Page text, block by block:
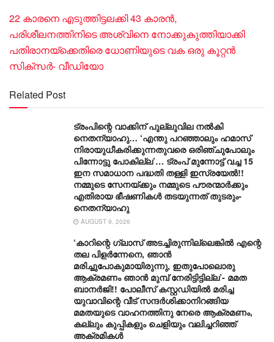
22 കാരനെ എടുത്തിട്ടലക്കി 43 കാരൻ,
പരിശീലനത്തിനിടെ അശ്വിനെ നോക്കുകുത്തിയാക്കി
പതിരാനയ്ക്കെതിരെ ധോണിയുടെ വക ഒരു കൂറ്റൻ
സിക്സർ- വീഡിയോ
Related Post
ട്രംപിന്റെ വാക്കിന് പുല്ലുവില നൽകി
നെതന്യാഹു… ‘എന്തു പറഞ്ഞാലും ഹമാസ്
നിരായുധീകരിക്കുന്നതുവരെ ഒരിഞ്ചുപോലും
പിന്നോട്ടു പോകില്ല’… ട്രംപ് മുന്നോ‌ട്ട് വച്ച 15
ഇന സമാധാന പദ്ധതി തള്ളി ഇസ്രയേൽ!!
നമ്മുടെ സേനയ്ക്കും നമ്മുടെ പൗരന്മാർക്കും
എതിരായ ഭീഷണികൾ തടയുന്നത് തുടരും-
നെതന്യാഹു
AUGUST 9, 2026
‘കാറിന്റെ ഗ്ലാസ് അടച്ചിരുന്നില്ലെങ്കിൽ എന്റെ
തല പിളർന്നേനെ, ഞാൻ
മരിച്ചുപോകുമായിരുന്നു, ഇതുപോലൊരു
ആക്രമണം ഞാൻ മുമ്പ് നേരിട്ടിട്ടില്ല’- മമത
ബാനർജി!! പോലീസ് കസ്റ്റഡിയിൽ മരിച്ച
യുവാവിന്റെ വീട് സന്ദർശിക്കാനിറങ്ങിയ
മമതയുടെ വാഹനത്തിനു നേരെ ആക്രമണം,
കല്ലും കുപ്പികളും ചെളിയും വലിച്ചറിഞ്ഞ്
അക്രമികൾ